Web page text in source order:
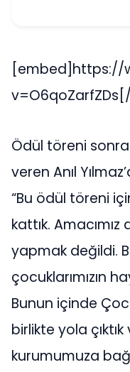
[embed]https://
Ödül töreni
veren Anıl
“Bu ödül töreni
kattık.
yapmak değildi.
çocuklarımızın
Bunun içinde
birlikte yola
kurumumuza